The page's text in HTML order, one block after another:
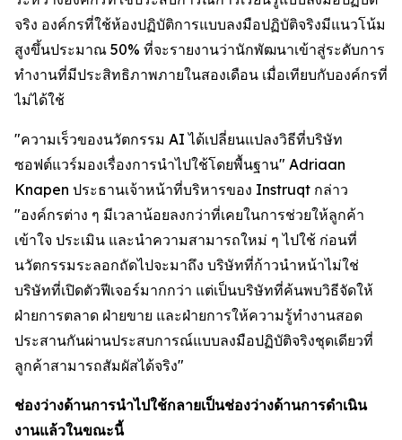
จริง องค์กรที่ใช้ห้องปฏิบัติการแบบลงมือปฏิบัติจริงมีแนวโน้ม
สูงขึ้นประมาณ 50% ที่จะรายงานว่านักพัฒนาเข้าสู่ระดับการ
ทำงานที่มีประสิทธิภาพภายในสองเดือน เมื่อเทียบกับองค์กรที่
ไม่ได้ใช้
"ความเร็วของนวัตกรรม AI ได้เปลี่ยนแปลงวิธีที่บริษัท
ซอฟต์แวร์มองเรื่องการนำไปใช้โดยพื้นฐาน" Adriaan
Knapen ประธานเจ้าหน้าที่บริหารของ Instruqt กล่าว
"องค์กรต่าง ๆ มีเวลาน้อยลงกว่าที่เคยในการช่วยให้ลูกค้า
เข้าใจ ประเมิน และนำความสามารถใหม่ ๆ ไปใช้ ก่อนที่
นวัตกรรมระลอกถัดไปจะมาถึง บริษัทที่ก้าวนำหน้าไม่ใช่
บริษัทที่เปิดตัวฟีเจอร์มากกว่า แต่เป็นบริษัทที่ค้นพบวิธีจัดให้
ฝ่ายการตลาด ฝ่ายขาย และฝ่ายการให้ความรู้ทำงานสอด
ประสานกันผ่านประสบการณ์แบบลงมือปฏิบัติจริงชุดเดียวที่
ลูกค้าสามารถสัมผัสได้จริง"
ช่องว่างด้านการนำไปใช้กลายเป็นช่องว่างด้านการดำเนิน
งานแล้วในขณะนี้